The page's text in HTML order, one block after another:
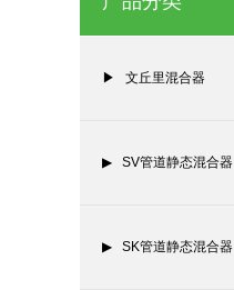
▶ 文丘里混合器
▶ SV管道静态混合器
▶ SK管道静态混合器